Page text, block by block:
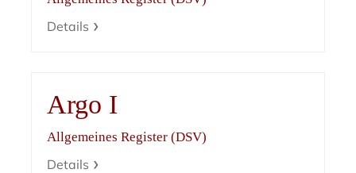
Details
Argo I
Allgemeines Register (DSV)
Details